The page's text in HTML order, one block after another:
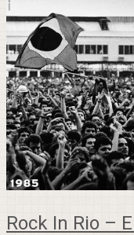
Rock In Rio –